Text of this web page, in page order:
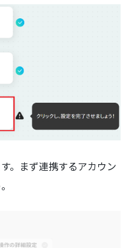
。まず連携するアカウン